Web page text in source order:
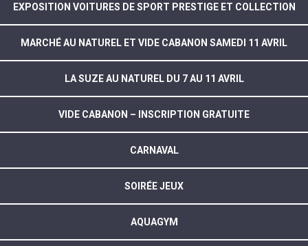
EXPOSITION VOITURES DE SPORT PRESTIGE ET COLLECTION
MARCHÉ AU NATUREL ET VIDE CABANON SAMEDI 11 AVRIL
LA SUZE AU NATUREL DU 7 AU 11 AVRIL
VIDE CABANON – INSCRIPTION GRATUITE
CARNAVAL
SOIRÉE JEUX
AQUAGYM